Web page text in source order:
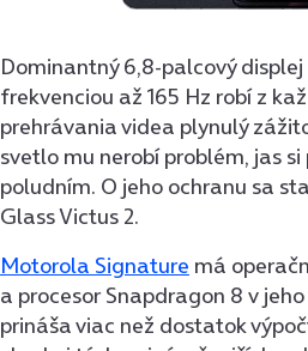
Dominantný 6,8-palcový
frekvenciou až 165 Hz robí z
prehrávania videa plynulý
svetlo mu nerobí problém, jas
poludním. O jeho ochranu sa
Glass Victus 2.
Motorola Signature má
a procesor Snapdragon 8 v
prináša viac než dostatok